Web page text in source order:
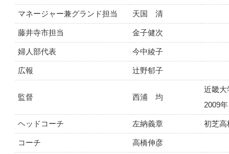
マネージャー兼グランド担当 天国 清
藤井寺市担当 金子健次
婦人部代表 今中綾子
広報 辻野郁子
監督 西浦 均
近畿
2009
ヘッドコーチ 左納義章 初芝高
コーチ 高橋伸彦